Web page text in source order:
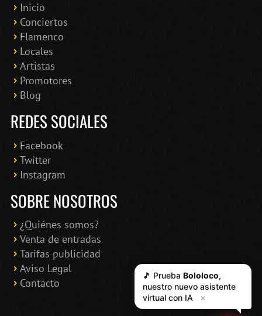
Inicio
Conciertos
Flamenco
Locales
Artistas
Promotores
Blog
REDES SOCIALES
Facebook
Twitter
Instagram
SOBRE NOSOTROS
¿Quiénes somos?
Venta de entradas
Tarifas publicidad
Aviso Legal
Contacto